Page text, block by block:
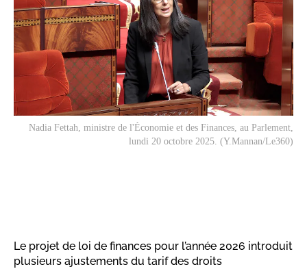
Nadia Fettah, ministre de l'Économie et des Finances, au Parlement,
lundi 20 octobre 2025. (Y.Mannan/Le360)
Le projet de loi de finances pour l’année 2026 introduit
plusieurs ajustements du tarif des droits